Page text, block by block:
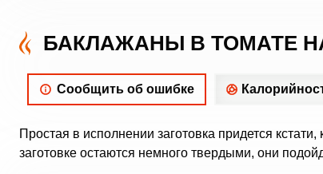
БАКЛАЖАНЫ В ТОМАТЕ
Сообщить об ошибке
Простая в исполнении заготовка придется
заготовке остаются немного твердыми, они